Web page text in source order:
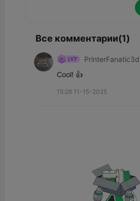
Все комментарии(1)
PrinterFanatic3d
Cool! 👍
15:26 11-15-2025